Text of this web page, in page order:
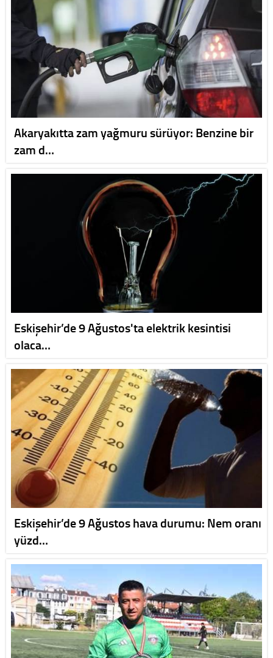
Akaryakıtta zam yağmuru sürüyor: Benzine bir
zam d…
Eskişehir’de 9 Ağustos'ta elektrik kesintisi
olaca…
Eskişehir’de 9 Ağustos hava durumu: Nem oranı
yüzd…